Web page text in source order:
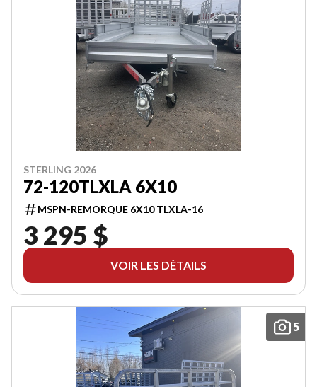
STERLING 2026
72-120TLXLA 6X10
MSPN-REMORQUE 6X10 TLXLA-16
3 295 $
VOIR LES DÉTAILS
5